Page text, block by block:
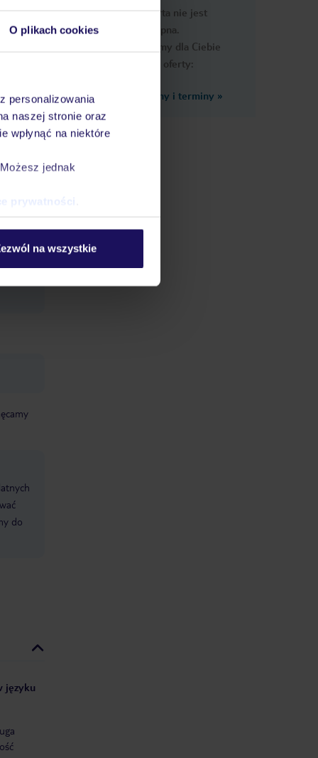
O plikach cookies
personalizowania
naszej stronie oraz
wpłynąć na niektóre
jednak
prywatności
na wszystkie
do
języku
Ups, ta oferta nie jest
dostępna.
Przygotowaliśmy dla Ciebie
podobne oferty:
Zobacz inne ceny i terminy »